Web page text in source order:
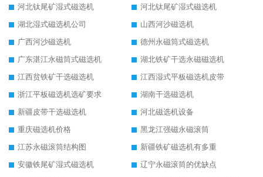
河北钛尾矿湿式磁选机
河北钛尾矿湿式磁选机
湖北湿式磁选机公司
山西河沙磁选机
广西河沙磁选机
德州永磁筒式磁选机
广东湛江永磁筒式磁选机
湖北铁矿干选永磁磁选机
江西贫铁矿干选磁选机
江西湿式平板磁选机皮带
浙江平板磁选机选矿要求
湖南干选磁选机
新疆皮带干选磁选机
河北磁选机设备
重庆磁选机价格
黑龙江强磁永磁滚筒
江苏永磁滚筒结构图
新疆铁矿磁选机有多重
安徽铁尾矿湿式磁选机
辽宁永磁滚筒的优缺点